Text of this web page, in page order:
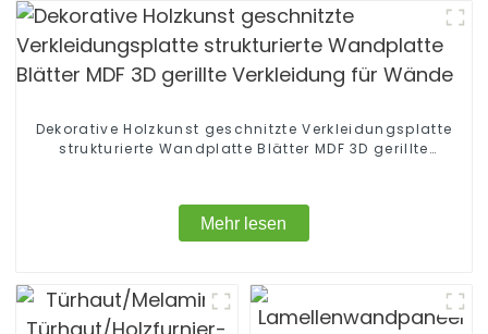
Dekorative Holzkunst geschnitzte Verkleidungsplatte
strukturierte Wandplatte Blätter MDF 3D gerillte
Mehr lesen